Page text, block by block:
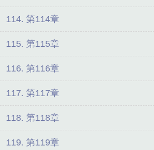
114. 第114章
115. 第115章
116. 第116章
117. 第117章
118. 第118章
119. 第119章